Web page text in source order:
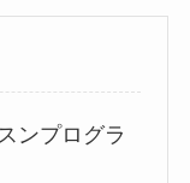
ンプログラ